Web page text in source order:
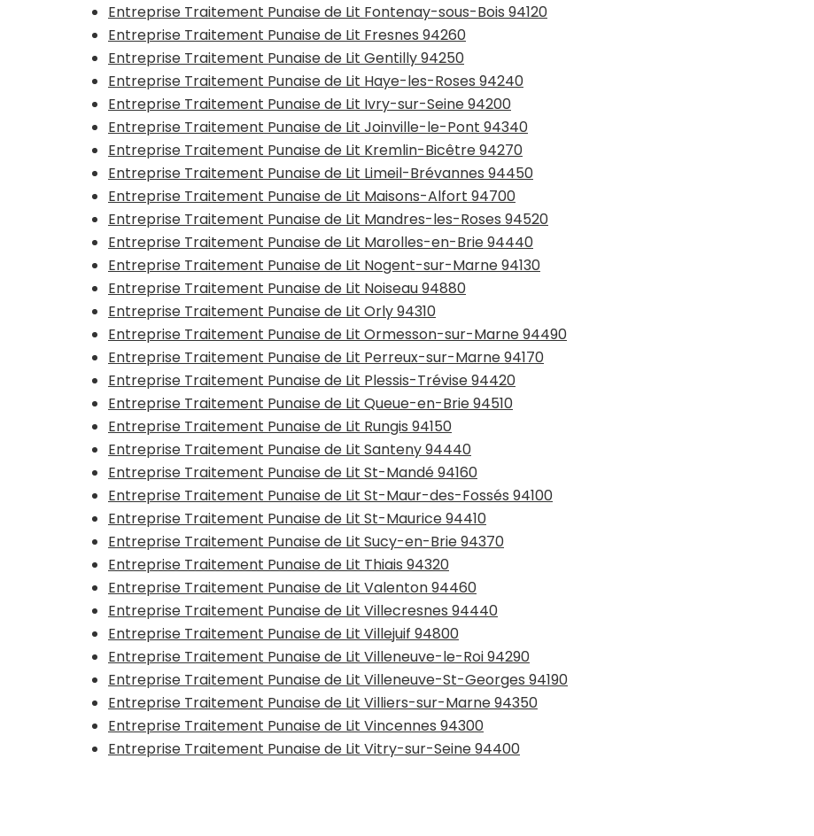
Entreprise Traitement Punaise de Lit Fontenay-sous-Bois 94120
Entreprise Traitement Punaise de Lit Fresnes 94260
Entreprise Traitement Punaise de Lit Gentilly 94250
Entreprise Traitement Punaise de Lit Haye-les-Roses 94240
Entreprise Traitement Punaise de Lit Ivry-sur-Seine 94200
Entreprise Traitement Punaise de Lit Joinville-le-Pont 94340
Entreprise Traitement Punaise de Lit Kremlin-Bicêtre 94270
Entreprise Traitement Punaise de Lit Limeil-Brévannes 94450
Entreprise Traitement Punaise de Lit Maisons-Alfort 94700
Entreprise Traitement Punaise de Lit Mandres-les-Roses 94520
Entreprise Traitement Punaise de Lit Marolles-en-Brie 94440
Entreprise Traitement Punaise de Lit Nogent-sur-Marne 94130
Entreprise Traitement Punaise de Lit Noiseau 94880
Entreprise Traitement Punaise de Lit Orly 94310
Entreprise Traitement Punaise de Lit Ormesson-sur-Marne 94490
Entreprise Traitement Punaise de Lit Perreux-sur-Marne 94170
Entreprise Traitement Punaise de Lit Plessis-Trévise 94420
Entreprise Traitement Punaise de Lit Queue-en-Brie 94510
Entreprise Traitement Punaise de Lit Rungis 94150
Entreprise Traitement Punaise de Lit Santeny 94440
Entreprise Traitement Punaise de Lit St-Mandé 94160
Entreprise Traitement Punaise de Lit St-Maur-des-Fossés 94100
Entreprise Traitement Punaise de Lit St-Maurice 94410
Entreprise Traitement Punaise de Lit Sucy-en-Brie 94370
Entreprise Traitement Punaise de Lit Thiais 94320
Entreprise Traitement Punaise de Lit Valenton 94460
Entreprise Traitement Punaise de Lit Villecresnes 94440
Entreprise Traitement Punaise de Lit Villejuif 94800
Entreprise Traitement Punaise de Lit Villeneuve-le-Roi 94290
Entreprise Traitement Punaise de Lit Villeneuve-St-Georges 94190
Entreprise Traitement Punaise de Lit Villiers-sur-Marne 94350
Entreprise Traitement Punaise de Lit Vincennes 94300
Entreprise Traitement Punaise de Lit Vitry-sur-Seine 94400